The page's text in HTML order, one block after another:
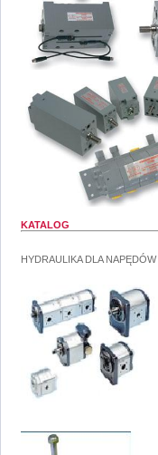
KATALOG
HYDRAULIKA DLA